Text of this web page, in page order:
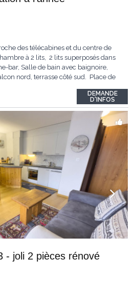
des télécabines et du centre de
à 2 lits, 2 lits superposés dans
bar, Salle de bain avec baignoire,
nord, terrasse côté sud. Place de
DEMANDE
D'INFOS
- joli 2 pièces rénové